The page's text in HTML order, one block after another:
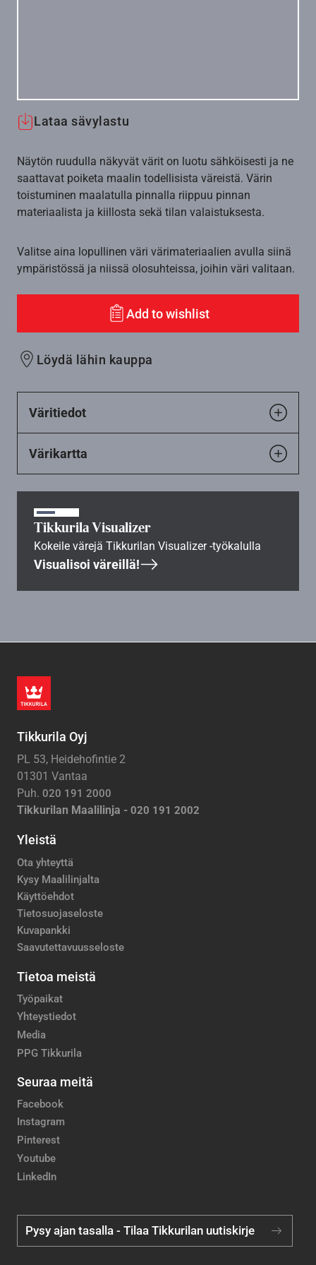
Lataa sävylastu
Näytön ruudulla näkyvät värit on luotu sähköisesti ja ne
saattavat poiketa maalin todellisista väreistä. Värin
toistuminen maalatulla pinnalla riippuu pinnan
materiaalista ja kiillosta sekä tilan valaistuksesta.
Valitse aina lopullinen väri värimateriaalien avulla siinä
ympäristössä ja niissä olosuhteissa, joihin väri valitaan.
Add to wishlist
Löydä lähin kauppa
Väritiedot
Värikartta
Tikkurila Visualizer
Kokeile värejä Tikkurilan Visualizer -työkalulla
Visualisoi väreillä!
Tikkurila Oyj
PL 53, Heidehofintie 2
01301 Vantaa
Puh. 020 191 2000
Tikkurilan Maalilinja - 020 191 2002
Yleistä
Ota yhteyttä
Kysy Maalilinjalta
Käyttöehdot
Tietosuojaseloste
Kuvapankki
Saavutettavuusseloste
Tietoa meistä
Työpaikat
Yhteystiedot
Media
PPG Tikkurila
Seuraa meitä
Facebook
Instagram
Pinterest
Youtube
LinkedIn
Pysy ajan tasalla - Tilaa Tikkurilan uutiskirje